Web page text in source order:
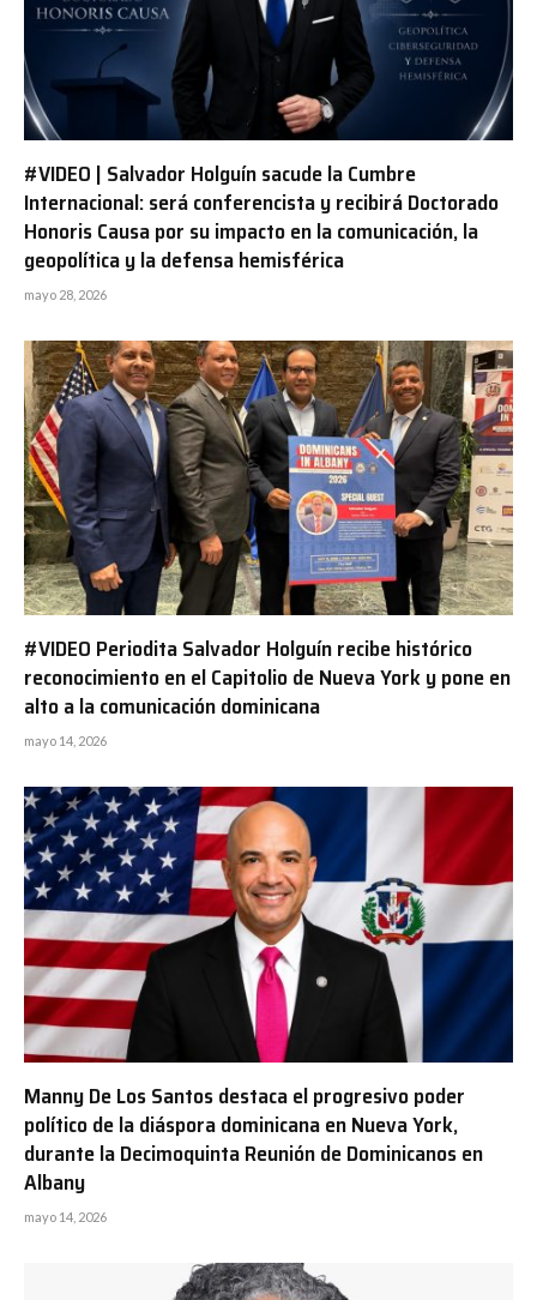
#VIDEO | Salvador Holguín sacude la Cumbre
Internacional: será conferencista y recibirá Doctorado
Honoris Causa por su impacto en la comunicación, la
geopolítica y la defensa hemisférica
mayo 28, 2026
#VIDEO Periodita Salvador Holguín recibe histórico
reconocimiento en el Capitolio de Nueva York y pone en
alto a la comunicación dominicana
mayo 14, 2026
Manny De Los Santos destaca el progresivo poder
político de la diáspora dominicana en Nueva York,
durante la Decimoquinta Reunión de Dominicanos en
Albany
mayo 14, 2026